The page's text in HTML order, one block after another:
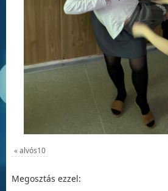
«alvós10
Megosztás ezzel: